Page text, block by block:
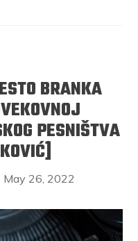
BRANKA
PESNIŠTVA
May 26, 2022